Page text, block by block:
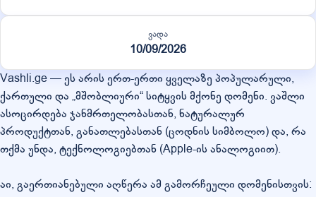
ვადა
10/09/2026
Vashli.ge — ეს არის ერთ-ერთი ყველაზე პოპულარული,
ქართული და „მშობლიური“ სიტყვის მქონე დომენი. ვაშლი
ასოცირდება ჯანმრთელობასთან, ნატურალურ
პროდუქტთან, განათლებასთან (ცოდნის სიმბოლო) და, რა
თქმა უნდა, ტექნოლოგიებთან (Apple-ის ანალოგიით).
აი, გაერთიანებული აღწერა ამ გამორჩეული დომენისთვის: